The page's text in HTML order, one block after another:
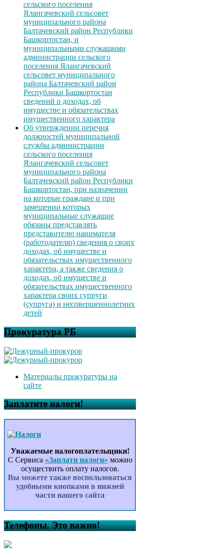
сельского поселения
Ялангачевский сельсовет
муниципального района
Балтачевский район Республики
Башкортостан, и
муниципальными служащими
администрации сельского
поселения Ялангачевский
сельсовет муниципального
района Балтачевский район
Республики Башкортостан
сведений о доходах, об
имуществе и обязательствах
имущественного характера
Об утверждении перечня
должностей муниципальной
службы администрации
сельского поселения
Ялангачевский сельсовет
муниципального района
Балтачевский район Республики
Башкортостан, при назначении
на которые граждане и при
замещении которых
муниципальные служащие
обязаны представлять
представителю нанимателя
(работодателю) сведения о своих
доходах, об имуществе и
обязательствах имущественного
характера, а также сведения о
доходах, об имуществе и
обязательствах имущественного
характера своих супруги
(супруга) и несовершеннолетних
детей
Прокуратура РБ
Материалы прокуратуры на
сайте
Заплатите налоги!
Уважаемые налогоплательщики!
С Сервиса «Заплати налоги» можно
осуществить оплату налогов.
Вы можете также воспользоваться
удобными кнопками в нижней
части нашего сайта
Телефоны. Это важно!